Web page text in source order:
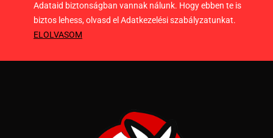
Adataid biztonságban vannak nálunk. Hogy ebben te is
biztos lehess, olvasd el Adatkezelési szabályzatunkat.
ELOLVASOM